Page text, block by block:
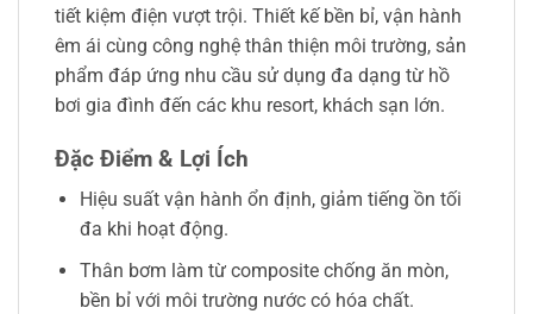
tiết kiệm điện vượt trội. Thiết kế bền bỉ, vận hành
êm ái cùng công nghệ thân thiện môi trường, sản
phẩm đáp ứng nhu cầu sử dụng đa dạng từ hồ
bơi gia đình đến các khu resort, khách sạn lớn.
Đặc Điểm & Lợi Ích
Hiệu suất vận hành ổn định, giảm tiếng ồn tối
đa khi hoạt động.
Thân bơm làm từ composite chống ăn mòn,
bền bỉ với môi trường nước có hóa chất.